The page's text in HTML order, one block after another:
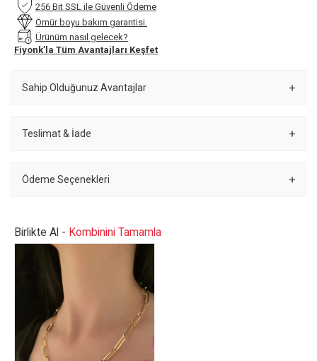
256 Bit SSL ile Güvenli Ödeme
Ömür boyu bakım garantisi.
Ürünüm nasıl gelecek?
Fiyonk’la Tüm Avantajları Keşfet
Sahip Olduğunuz Avantajlar
Teslimat & İade
Ödeme Seçenekleri
Birlikte Al - Kombinini Tamamla